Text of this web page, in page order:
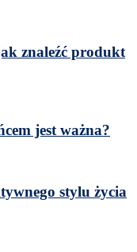
znaleźć produkt
jest ważna?
stylu życia